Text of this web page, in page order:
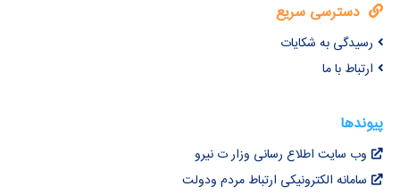
دسترسی سریع
رسیدگی به شکایات
ارتباط با ما
پیوندها
وب سایت اطلاع رسانی وزار ت نیرو
سامانه الکترونیکی ارتباط مردم ودولت